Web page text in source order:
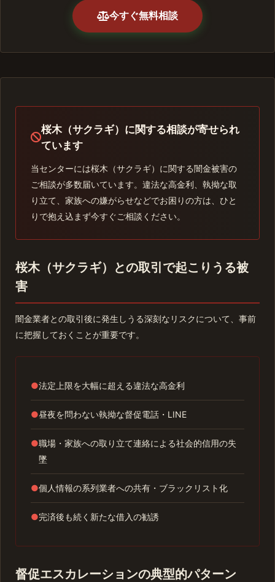
今すぐ無料相談
桜木（サクラギ）に関する相談が寄せられ
ています
当センターには桜木（サクラギ）に関する闇金被害の
ご相談が多数届いています。違法な高金利、執拗な取
り立て、家族への嫌がらせなどでお困りの方は、ひと
りで抱え込まず今すぐご相談ください。
桜木（サクラギ）との取引で起こりうる被
害
闇金業者との取引後に発生しうる深刻なリスクについて、事前
に把握しておくことが重要です。
●法定上限を大幅に超える違法な高金利
●昼夜を問わない執拗な督促電話・LINE
●職場・家族への取り立て連絡による社会的信用の失
墜
●個人情報の系列業者への共有・ブラックリスト化
●完済後も続く新たな借入の勧誘
督促エスカレーションの典型的パターン